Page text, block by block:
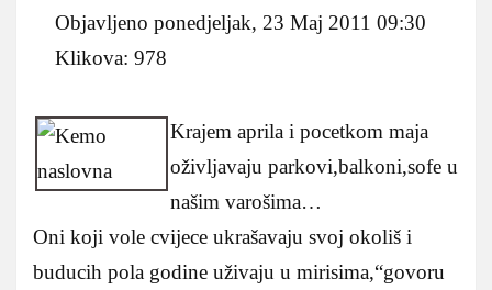
Objavljeno ponedjeljak, 23 Maj 2011 09:30
Klikova: 978
Krajem aprila i pocetkom maja
oživljavaju parkovi,balkoni,sofe u
našim varošima…
Oni koji vole cvijece ukrašavaju svoj okoliš i
buducih pola godine uživaju u mirisima,“govoru